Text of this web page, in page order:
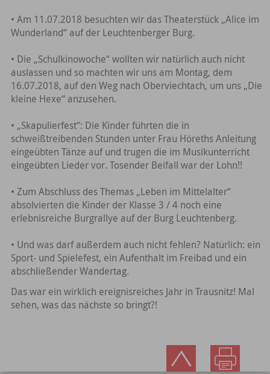
• Am 11.07.2018 besuchten wir das Theaterstück „Alice im
Wunderland“ auf der Leuchtenberger Burg.
• Die „Schulkinowoche“ wollten wir natürlich auch nicht
auslassen und so machten wir uns am Montag, dem
16.07.2018, auf den Weg nach Oberviechtach, um uns „Die
kleine Hexe“ anzusehen.
• „Skapulierfest“: Die Kinder führten die in
schweißtreibenden Stunden unter Frau Höreths Anleitung
eingeübten Tänze auf und trugen die im Musikunterricht
eingeübten Lieder vor. Tosender Beifall war der Lohn!!
• Zum Abschluss des Themas „Leben im Mittelalter“
absolvierten die Kinder der Klasse 3 / 4 noch eine
erlebnisreiche Burgrallye auf der Burg Leuchtenberg.
• Und was darf außerdem auch nicht fehlen? Natürlich: ein
Sport- und Spielefest, ein Aufenthalt im Freibad und ein
abschließender Wandertag.
Das war ein wirklich ereignisreiches Jahr in Trausnitz! Mal
sehen, was das nächste so bringt?!